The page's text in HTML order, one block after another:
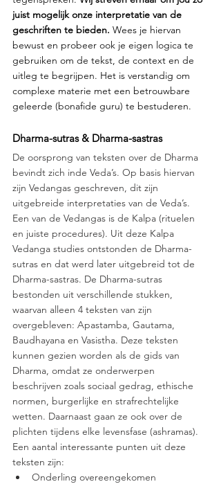
juist mogelijk onze interpretatie van de
geschriften te bieden. Wees je hiervan
bewust en probeer ook je eigen logica te
gebruiken om de tekst, de context en de
uitleg te begrijpen. Het is verstandig om
complexe materie met een betrouwbare
geleerde (bonafide guru) te bestuderen.
Dharma-sutras & Dharma-sastras
De oorsprong van teksten over de Dharma
bevindt zich inde Veda’s. Op basis hiervan
zijn Vedangas geschreven, dit zijn
uitgebreide interpretaties van de Veda’s.
Een van de Vedangas is de Kalpa (rituelen
en juiste procedures). Uit deze Kalpa
Vedanga studies ontstonden de Dharma-
sutras en dat werd later uitgebreid tot de
Dharma-sastras. De Dharma-sutras
bestonden uit verschillende stukken,
waarvan alleen 4 teksten van zijn
overgebleven: Apastamba, Gautama,
Baudhayana en Vasistha. Deze teksten
kunnen gezien worden als de gids van
Dharma, omdat ze onderwerpen
beschrijven zoals sociaal gedrag, ethische
normen, burgerlijke en strafrechtelijke
wetten. Daarnaast gaan ze ook over de
plichten tijdens elke levensfase (ashramas).
Een aantal interessante punten uit deze
teksten zijn:
Onderling overeengekomen